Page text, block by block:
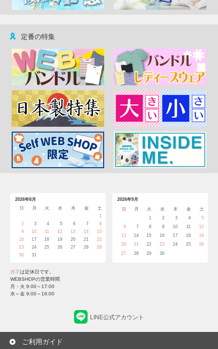
定番の特集
2026年8月
日
月 火 水 木 金
土
1
2
3 4 5 6 7
8
9
10 11 12 13 14
15
16
17 18 19 20 21
22
23
24 25 26 27 28
29
30
31
2026年9月
日
月 火 水 木 金
土
1
2 3 4
5
6
7 8 9 10 11
12
13
14 15 16 17 18
19
20
21 22 23 24 25
26
27
28 29 30
赤字は定休日です。
WEBSHOPの営業時間
月・火 9:00～17:00
水～金 9:00～16:00
LINE公式アカウント
ご利用ガイド